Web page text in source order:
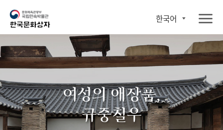
한국어
여성의 애장품,
규중칠우